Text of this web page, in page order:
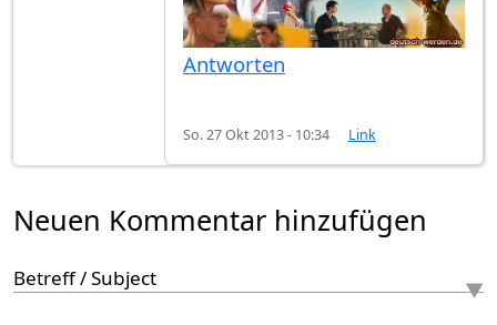
Antworten
So. 27 Okt 2013 - 10:34 Link
Neuen Kommentar hinzufügen
Betreff / Subject